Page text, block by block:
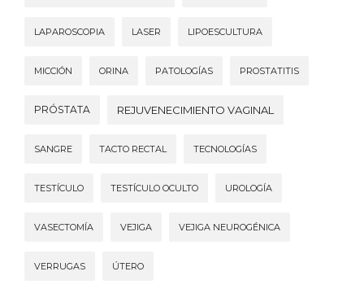
LAPAROSCOPIA LASER LIPOESCULTURA
MICCIÓN ORINA PATOLOGÍAS PROSTATITIS
PRÓSTATA REJUVENECIMIENTO VAGINAL
SANGRE TACTO RECTAL TECNOLOGÍAS
TESTÍCULO TESTÍCULO OCULTO UROLOGÍA
VASECTOMÍA VEJIGA VEJIGA NEUROGÉNICA
VERRUGAS ÚTERO